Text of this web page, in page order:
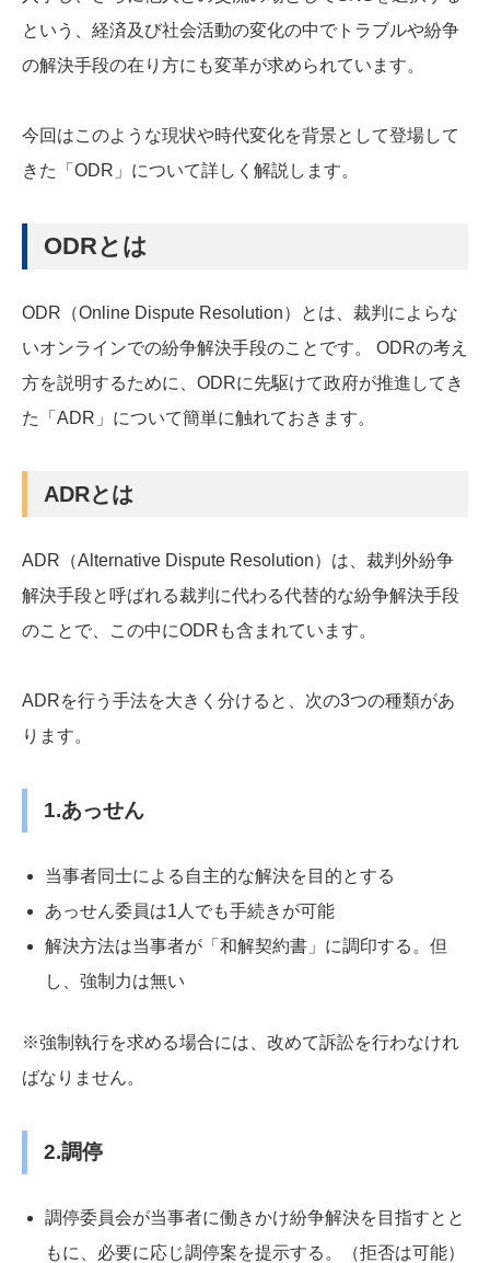
という、経済及び社会活動の変化の中でトラブルや紛争
の解決手段の在り方にも変革が求められています。
今回はこのような現状や時代変化を背景として登場して
きた「ODR」について詳しく解説します。
ODRとは
ODR（Online Dispute Resolution）とは、裁判によらな
いオンラインでの紛争解決手段のことです。 ODRの考え
方を説明するために、ODRに先駆けて政府が推進してき
た「ADR」について簡単に触れておきます。
ADRとは
ADR（Alternative Dispute Resolution）は、裁判外紛争
解決手段と呼ばれる裁判に代わる代替的な紛争解決手段
のことで、この中にODRも含まれています。
ADRを行う手法を大きく分けると、次の3つの種類があ
ります。
1.あっせん
当事者同士による自主的な解決を目的とする
あっせん委員は1人でも手続きが可能
解決方法は当事者が「和解契約書」に調印する。但
し、強制力は無い
※強制執行を求める場合には、改めて訴訟を行わなけれ
ばなりません。
2.調停
調停委員会が当事者に働きかけ紛争解決を目指すとと
もに、必要に応じ調停案を提示する。（拒否は可能）